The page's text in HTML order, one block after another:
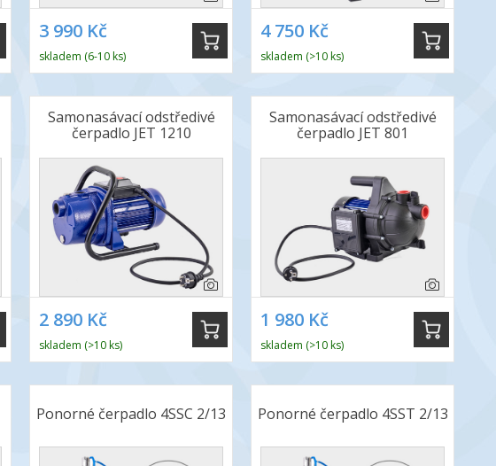
3 990 Kč
skladem (6-10 ks)
4 750 Kč
skladem (>10 ks)
Samonasávací odstředivé
čerpadlo JET 1210
2 890 Kč
skladem (>10 ks)
Samonasávací odstředivé
čerpadlo JET 801
1 980 Kč
skladem (>10 ks)
Ponorné čerpadlo 4SSC 2/13 Ponorné čerpadlo 4SST 2/13